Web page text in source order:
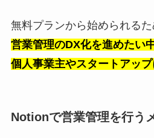
無料プランから始められるた
営業管理のDX化を進めたい
個人事業主やスタートアッ
Notionで営業管理を行う